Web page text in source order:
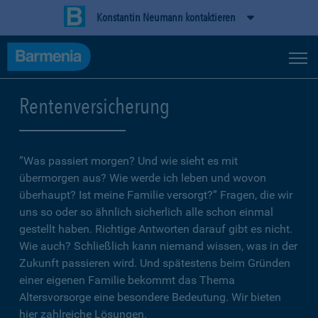
Konstantin Neumann kontaktieren
Rentenversicherung
”Was passiert morgen? Und wie sieht es mit
übermorgen aus? Wie werde ich leben und wovon
überhaupt? Ist meine Familie versorgt?” Fragen, die wir
uns so oder so ähnlich sicherlich alle schon einmal
gestellt haben. Richtige Antworten darauf gibt es nicht.
Wie auch? Schließlich kann niemand wissen, was in der
Zukunft passieren wird. Und spätestens beim Gründen
einer eigenen Familie bekommt das Thema
Altersvorsorge eine besondere Bedeutung. Wir bieten
hier zahlreiche Lösungen.